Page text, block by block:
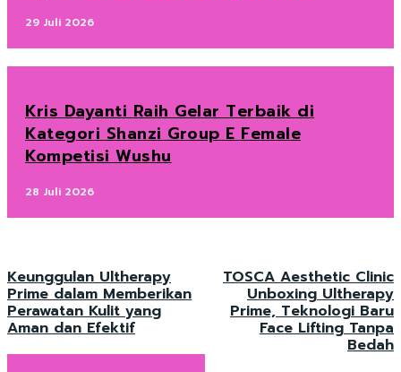
29 Juli 2026
Kris Dayanti Raih Gelar Terbaik di
Kategori Shanzi Group E Female
Kompetisi Wushu
28 Juli 2026
Keunggulan Ultherapy
Prime dalam Memberikan
Perawatan Kulit yang
Aman dan Efektif
TOSCA Aesthetic Clinic
Unboxing Ultherapy
Prime, Teknologi Baru
Face Lifting Tanpa
Bedah